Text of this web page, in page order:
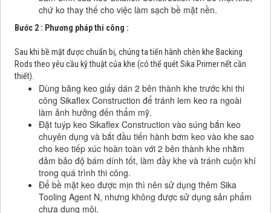
chứ ko thay thế cho việc làm sạch bề mặt nền.
Bước 2 : Phương pháp thi công :
Sau khi bề mặt được chuẩn bị, chúng ta tiến hành chèn khe Backing
Rods theo yêu cầu kỹ thuật của khe (có thể quét Sika Primer nết cần
thiết).
Dùng băng keo giấy dán 2 bên thành khe trước khi thi
công Sikaflex Construction để tránh lem keo ra ngoài
làm ảnh hưởng đến thẩm mỹ.
Đặt tuýp keo Sikaflex Construction vào súng bắn keo
chuyên dụng và bắt đầu tiến hành bơm keo vào khe sao
cho keo tiếp xúc hoàn toàn với 2 bên thành khe nhằm
đảm bảo độ bám dính tốt, làm đầy khe và tránh cuộn khí
trong quá trình thi công.
Để bề mặt keo được mịn thì nên sử dụng thêm Sika
Tooling Agent N, nhưng không được sử dụng sản phẩm
chưa dung môi.